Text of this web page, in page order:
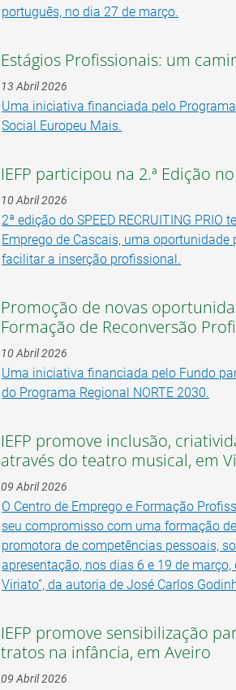
português, no dia 27 de março.
Estágios Profissionais: um
13 Abril 2026
Uma iniciativa financiada pelo
Social Europeu Mais.
IEFP participou na 2.ª Edição no
10 Abril 2026
2ª edição do SPEED RECRUITING
Emprego de Cascais, uma
facilitar a inserção profissional.
Promoção de novas
Formação de Reconversão
10 Abril 2026
Uma iniciativa financiada pelo Fundo
do Programa Regional NORTE 2030.
IEFP promove inclusão,
através do teatro musical, em
09 Abril 2026
O Centro de Emprego e Formação
seu compromisso com uma formação
promotora de competências pessoais,
apresentação, nos dias 6 e 19 de
Viriato”, da autoria de José Carlos
IEFP promove sensibilização
tratos na infância, em Aveiro
09 Abril 2026